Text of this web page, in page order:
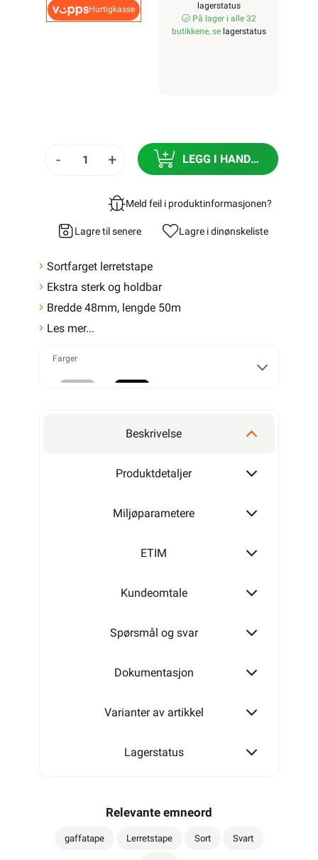
Hurtigkasse
lagerstatus
På lager i alle 32
butikkene, se lagerstatus
- + LEGG I HANDLEKURV
Meld feil i produktinformasjonen?
Lagre til senere Lagre i dinønskeliste
Sortfarget lerretstape
Ekstra sterk og holdbar
Bredde 48mm, lengde 50m
Les mer...
Farger
Beskrivelse
Produktdetaljer
Miljøparametere
ETIM
Kundeomtale
Spørsmål og svar
Dokumentasjon
Varianter av artikkel
Lagerstatus
Relevante emneord
gaffatape Lerretstape Sort Svart